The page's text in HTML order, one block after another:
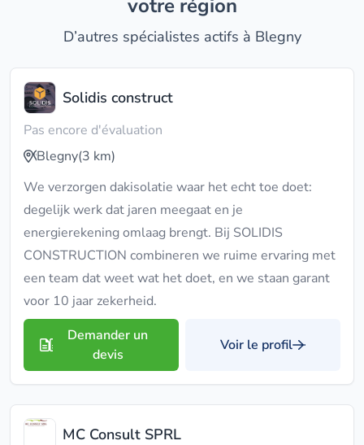
votre région
D’autres spécialistes actifs à Blegny
Solidis construct
Pas encore d'évaluation
Blegny(3 km)
We verzorgen dakisolatie waar het echt toe doet:
degelijk werk dat jaren meegaat en je
energierekening omlaag brengt. Bij SOLIDIS
CONSTRUCTION combineren we ruime ervaring met
een team dat weet wat het doet, en we staan garant
voor 10 jaar zekerheid.
Demander un
devis
Voir le profil
MC Consult SPRL